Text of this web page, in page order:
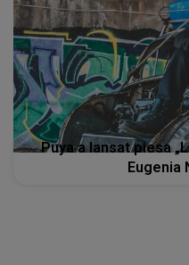
Puya a lansat piesa
Eugenia